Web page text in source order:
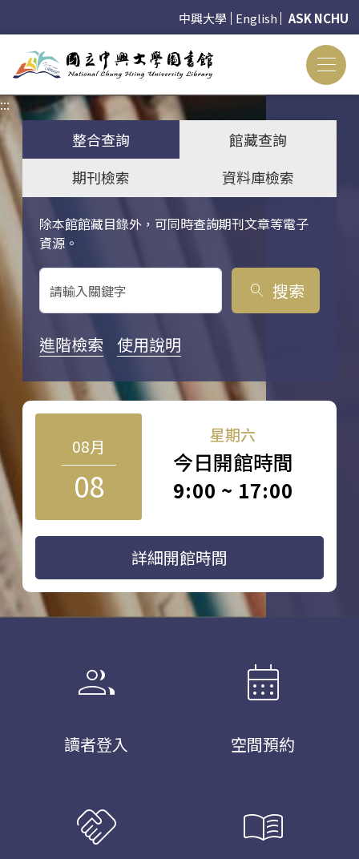
中興大學 English ASK NCHU
:::
整合查詢
館藏查詢
期刊檢索
資料庫檢索
除本館館藏目錄外，可同時查詢期刊文章等電子
資源。
關鍵字搜尋
search 搜索
進階檢索 使用說明
08月
08
星期六
今日開館時間
9:00 ~ 17:00
詳細開館時間
group
讀者登入
calendar_month
空間預約
handshake menu_book